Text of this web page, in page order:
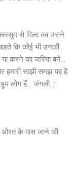
से मिला तब उसने
कि कोई भी उनकी
करने का जरिया बने…
साझी समझ यह है
लोग हैं… जंगली…!
औरत के पास जाने की